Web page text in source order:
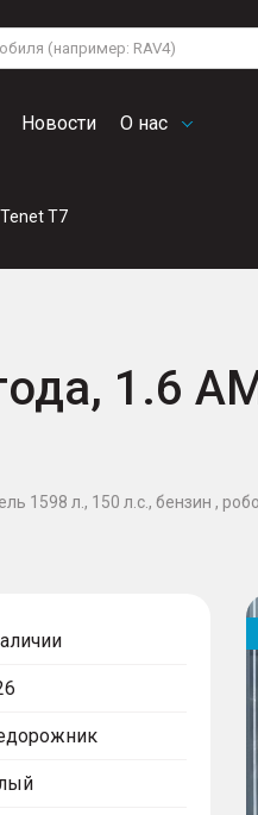
Новости О нас
Volkswagen
Audi
Tenet T7
1.6
1598 л., 150 л.с., бензин ,